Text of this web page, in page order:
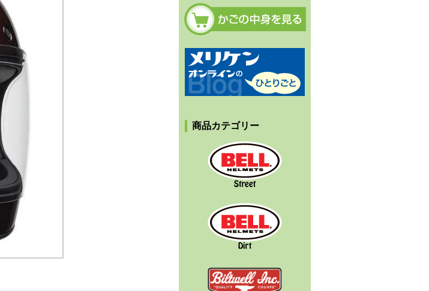
カートの中を見る
メリケンオンラインのひとりごと
商品カテゴリー